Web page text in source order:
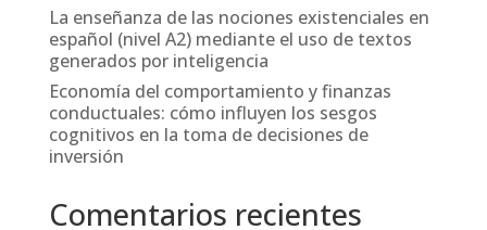
La enseñanza de las nociones existenciales en
español (nivel A2) mediante el uso de textos
generados por inteligencia
Economía del comportamiento y finanzas
conductuales: cómo influyen los sesgos
cognitivos en la toma de decisiones de
inversión
Comentarios recientes